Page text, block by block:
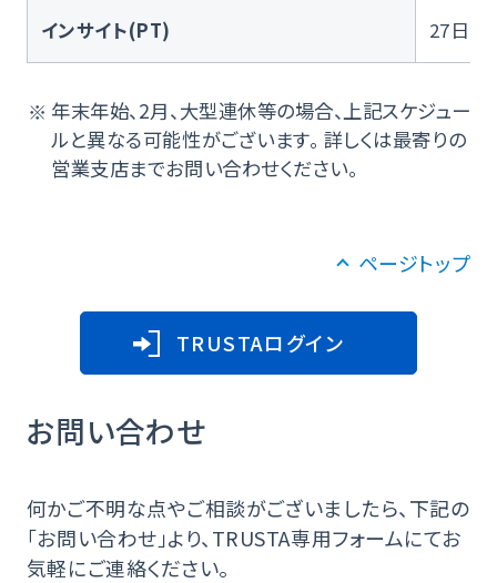
インサイト(PT) 27日
年末年始、2月、大型連休等の場合、上記スケジュー
ルと異なる可能性がございます。 詳しくは最寄りの
営業支店までお問い合わせください。
ページトップ
TRUSTAログイン
お問い合わせ
何かご不明な点やご相談がございましたら、下記の
「お問い合わせ」より、TRUSTA専用フォームにてお
気軽にご連絡ください。